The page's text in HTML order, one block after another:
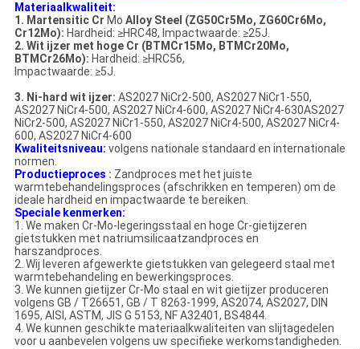
Materiaalkwaliteit:
1. Martensitic Cr Mo Alloy Steel (ZG50Cr5Mo, ZG60Cr6Mo,
Cr12Mo): Hardheid: ≥HRC48, Impactwaarde: ≥25J.
2. Wit ijzer met hoge Cr (BTMCr15Mo, BTMCr20Mo,
BTMCr26Mo): Hardheid: ≥HRC56,
Impactwaarde: ≥5J.
3. Ni-hard wit ijzer: AS2027 NiCr2-500, AS2027 NiCr1-550,
AS2027 NiCr4-500, AS2027 NiCr4-600, AS2027 NiCr4-630AS2027
NiCr2-500, AS2027 NiCr1-550, AS2027 NiCr4-500, AS2027 NiCr4-
600, AS2027 NiCr4-600
Kwaliteitsniveau: volgens nationale standaard en internationale
normen.
Productieproces : Zandproces met het juiste
warmtebehandelingsproces (afschrikken en temperen) om de
ideale hardheid en impactwaarde te bereiken.
Speciale kenmerken:
1. We maken Cr-Mo-legeringsstaal en hoge Cr-gietijzeren
gietstukken met natriumsilicaatzandproces en
harszandproces.
2. Wij leveren afgewerkte gietstukken van gelegeerd staal met
warmtebehandeling en bewerkingsproces.
3. We kunnen gietijzer Cr-Mo staal en wit gietijzer produceren
volgens GB / T26651, GB / T 8263-1999, AS2074, AS2027, DIN
1695, AISI, ASTM, JIS G 5153, NF A32401, BS4844.
4. We kunnen geschikte materiaalkwaliteiten van slijtagedelen
voor u aanbevelen volgens uw specifieke werkomstandigheden.